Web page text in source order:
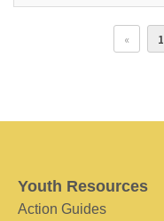
« 1
Youth Resources
Action Guides